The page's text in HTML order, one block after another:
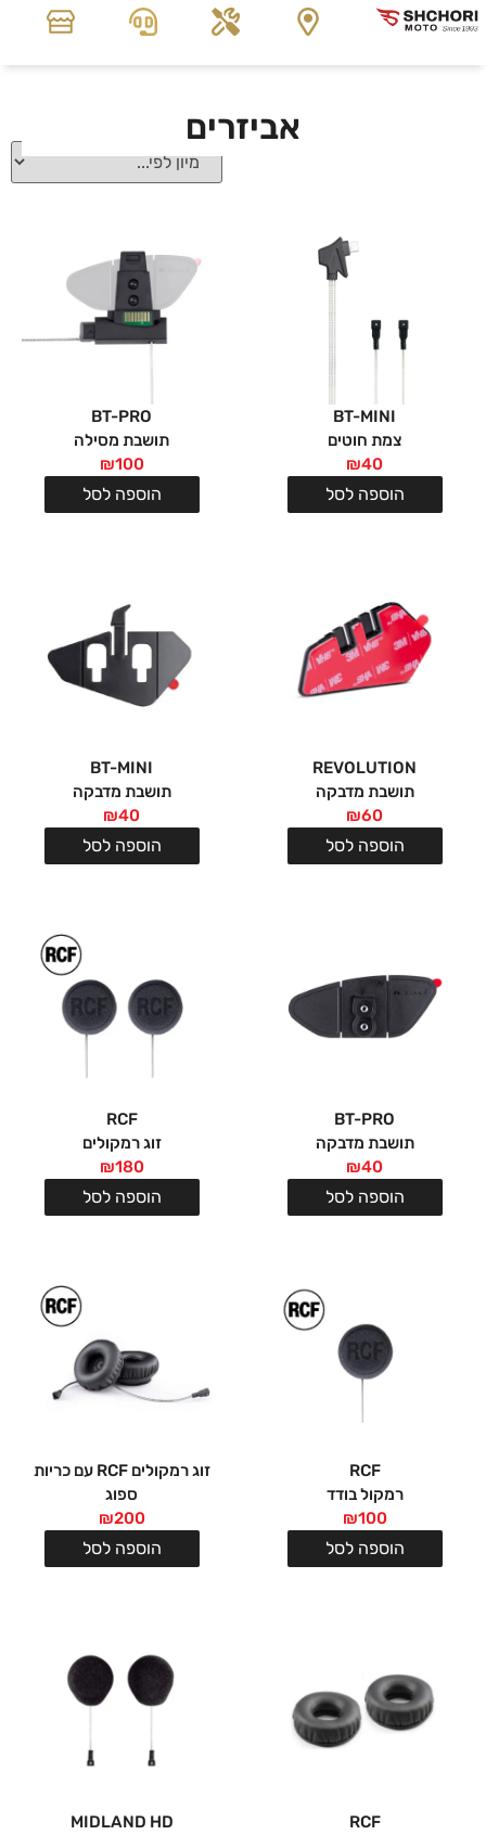
אביזרים
BT-MINI
צמת חוטים
₪40
הוספה לסל
BT-PRO
תושבת מסילה
₪100
הוספה לסל
REVOLUTION
תושבת מדבקה
₪60
הוספה לסל
BT-MINI
תושבת מדבקה
₪40
הוספה לסל
BT-PRO
תושבת מדבקה
₪40
הוספה לסל
RCF
זוג רמקולים
₪180
הוספה לסל
RCF
רמקול בודד
₪100
הוספה לסל
זוג רמקולים RCF עם כריות
ספוג
₪200
הוספה לסל
RCF
MIDLAND HD